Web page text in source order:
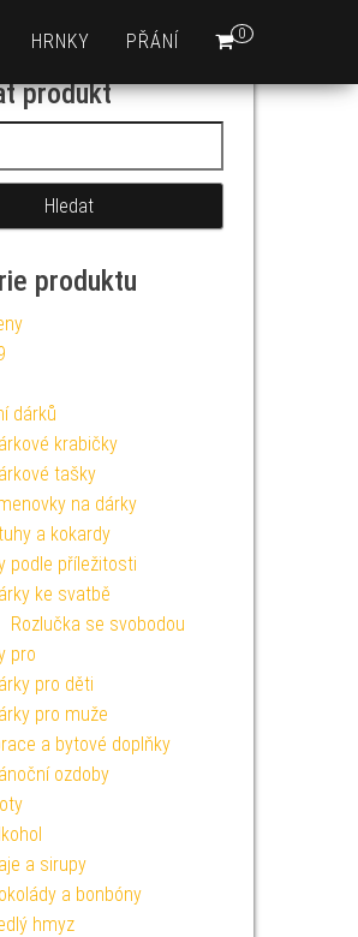
0
HRNKY PŘÁNÍ
produkt
produktu
dárků
krabičky
tašky
na dárky
a kokardy
podle příležitosti
ke svatbě
Rozlučka se svobodou
pro
pro děti
pro muže
a bytové doplňky
ozdoby
a sirupy
a bonbóny
hmyz